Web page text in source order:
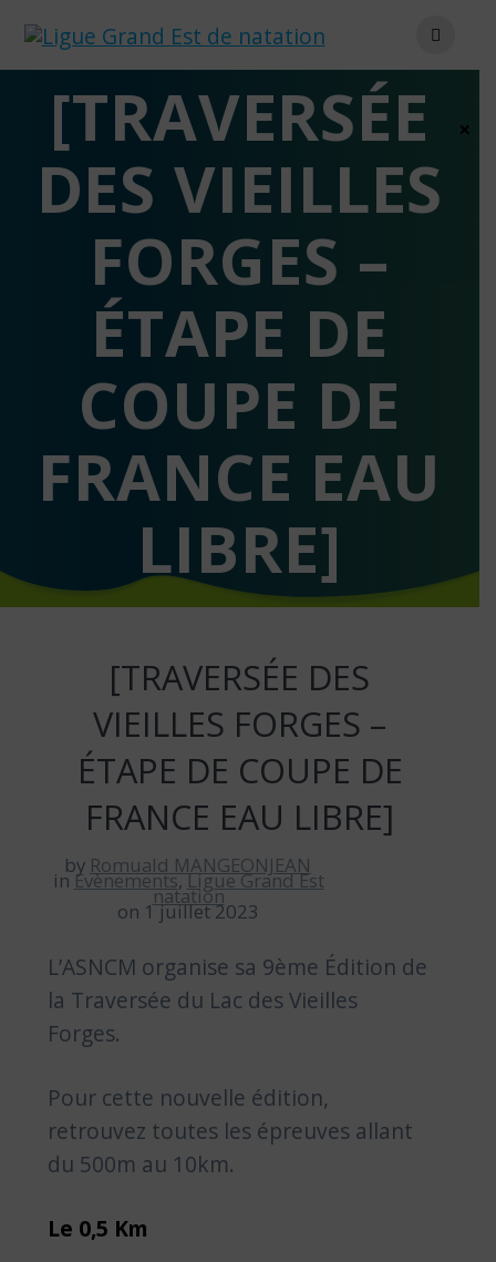
to
[TRAVERSÉE
DES VIEILLES
FORGES –
ÉTAPE DE
COUPE DE
FRANCE EAU
LIBRE]
[TRAVERSÉE DES
VIEILLES FORGES –
ÉTAPE DE COUPE DE
FRANCE EAU LIBRE]
by Romuald MANGEONJEAN
inEvènements,Ligue Grand Est
natation
on 1 juillet 2023
L’ASNCM organise sa 9ème Édition de
la Traversée du Lac des Vieilles
Forges.
Pour cette nouvelle édition,
retrouvez toutes les épreuves allant
du 500m au 10km.
Le 0,5 Km
×